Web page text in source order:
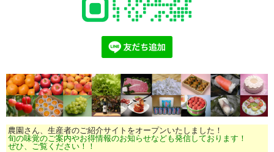
農園さん、生産者のご紹介サイトをオープンいたしました！
旬の味覚のご案内やお得情報のお知らせなども発信しております！
ぜひ、ご覧ください！！